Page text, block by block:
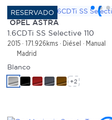
OPEL ASTRA
1.6CDTi SS Selective 110
2015 171.926kms Diésel
Manual
Madrid
Blanco
+2